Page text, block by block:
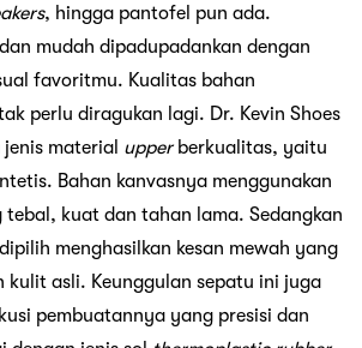
, hingga pantofel pun ada.
mudah dipadupadankan dengan
favoritmu. Kualitas bahan
perlu diragukan lagi. Dr. Kevin Shoes
material upper berkualitas, yaitu
Bahan kanvasnya menggunakan
tebal, kuat dan tahan lama. Sedangkan
menghasilkan kesan mewah yang
kulit asli. Keunggulan sepatu ini juga
pembuatannya yang presisi dan